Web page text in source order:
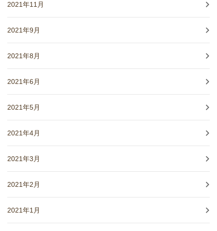
2021年11月
2021年9月
2021年8月
2021年6月
2021年5月
2021年4月
2021年3月
2021年2月
2021年1月